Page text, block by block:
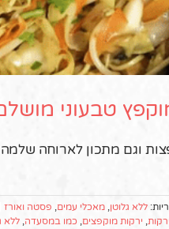
טבעוני
וגם מתכון לארוחה
ללא גלוטן מאכלי עמים פסטה ואורז
ירקות ירקות מוקפצים כמו במסעדה ללא